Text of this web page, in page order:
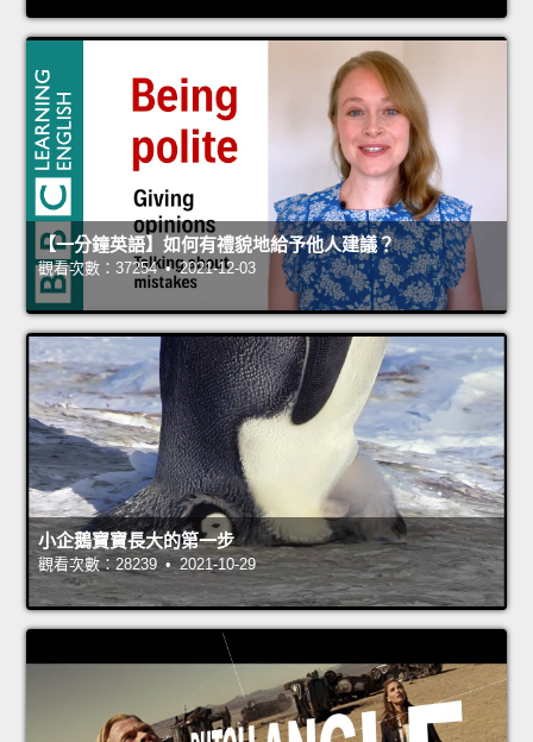
【一分鐘英語】如何有禮貌地給予他人建議？
觀看次數：37254 • 2021-12-03
小企鵝寶寶長大的第一步
觀看次數：28239 • 2021-10-29